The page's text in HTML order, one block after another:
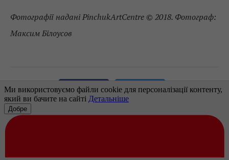
Фотографії надані PinchukArtCentre © 2018. Фотограф:
Максим Білоусов
Поділитись: Facebook Twitter 0